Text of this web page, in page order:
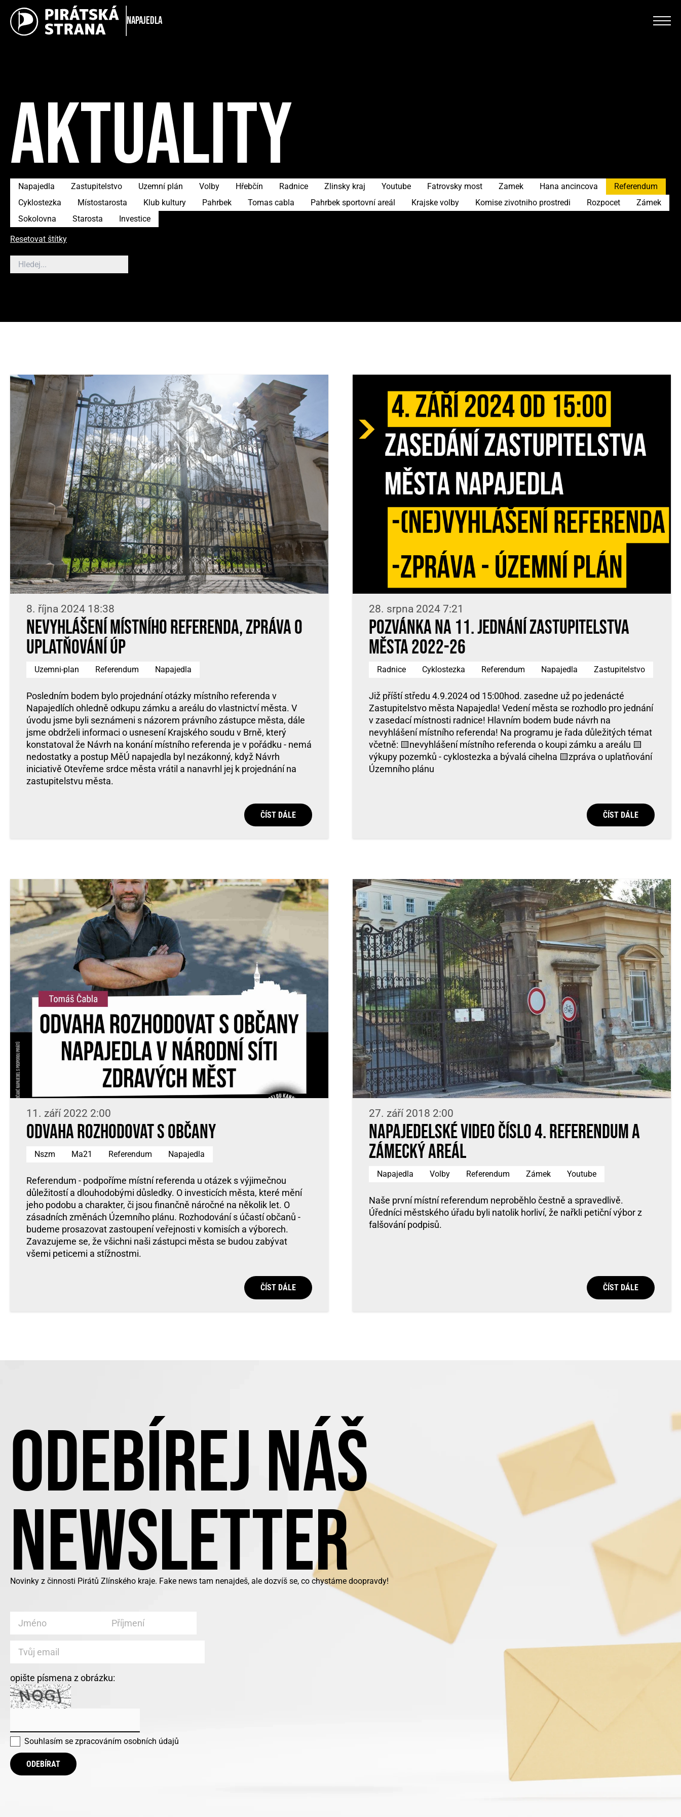
Napajedla
AKTUALITY
Napajedla Zastupitelstvo Uzemní plán Volby Hřebčín Radnice Zlinsky kraj Youtube Fatrovsky most Zamek Hana ancincova
Referendum
Cyklostezka
Místostarosta Klub kultury Pahrbek Tomas cabla Pahrbek sportovní areál Krajske volby Komise zivotniho prostredi Rozpocet
Zámek
Sokolovna
Starosta Investice
Resetovat štítky
8. října 2024 18:38
Nevyhlášení místního referenda, zpráva o
uplatňování ÚP
Uzemni-plan Referendum Napajedla
Posledním bodem bylo projednání otázky místního referenda v
Napajedlích ohledně odkupu zámku a areálu do vlastnictví města. V
úvodu jsme byli seznámeni s názorem právního zástupce města, dále
jsme obdrželi informaci o usnesení Krajského soudu v Brně, který
konstatoval že Návrh na konání místního referenda je v pořádku - nemá
nedostatky a postup MěÚ napajedla byl nezákonný, když Návrh
iniciativě Otevřeme srdce města vrátil a nanavrhl jej k projednání na
zastupitelstvu města.
ČÍST DÁLE
28. srpna 2024 7:21
Pozvánka na 11. jednání Zastupitelstva
města 2022-26
Radnice Cyklostezka Referendum Napajedla Zastupitelstvo
Již příští středu 4.9.2024 od 15:00hod. zasedne už po jedenácté
Zastupitelstvo města Napajedla! Vedení města se rozhodlo pro jednání
v zasedací místnosti radnice! Hlavním bodem bude návrh na
nevyhlášení místního referenda! Na programu je řada důležitých témat
včetně: 🟨nevyhlášení místního referenda o koupi zámku a areálu 🟨
výkupy pozemků - cyklostezka a bývalá cihelna 🟨zpráva o uplatňování
Územního plánu
ČÍST DÁLE
11. září 2022 2:00
Odvaha rozhodovat s občany
Nszm Ma21 Referendum Napajedla
Referendum - podpoříme místní referenda u otázek s výjimečnou
důležitostí a dlouhodobými důsledky. O investicích města, které mění
jeho podobu a charakter, či jsou finančně náročné na několik let. O
zásadních změnách Územního plánu. Rozhodování s účastí občanů -
budeme prosazovat zastoupení veřejnosti v komisích a výborech.
Zavazujeme se, že všichni naši zástupci města se budou zabývat
všemi peticemi a stížnostmi.
ČÍST DÁLE
27. září 2018 2:00
Napajedelské video číslo 4. Referendum a
zámecký areál
Napajedla Volby Referendum Zámek Youtube
Naše první místní referendum neproběhlo čestně a spravedlivě.
Úředníci městského úřadu byli natolik horliví, že nařkli petiční výbor z
falšování podpisů.
ČÍST DÁLE
ODEBÍREJ NÁŠ
NEWSLETTER
Novinky z činnosti Pirátů Zlínského kraje. Fake news tam nenajdeš, ale dozvíš se, co chystáme doopravdy!
opište písmena z obrázku:
Souhlasím se zpracováním osobních údajů
ODEBÍRAT